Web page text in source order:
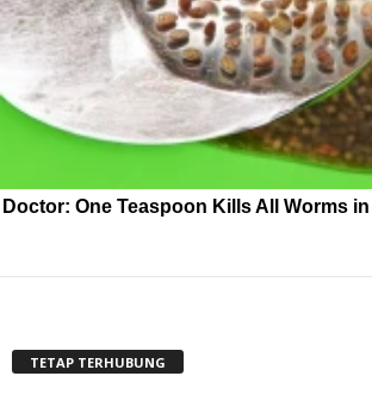
Doctor: One Teaspoon Kills All Worms
TETAP TERHUBUNG